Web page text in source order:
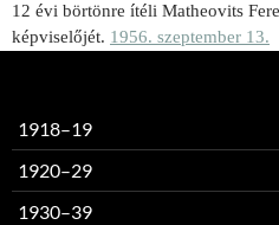
12 évi börtönre ítéli Matheovits
képviselőjét. 1956. szeptember 13.
1918–19
1920–29
1930–39